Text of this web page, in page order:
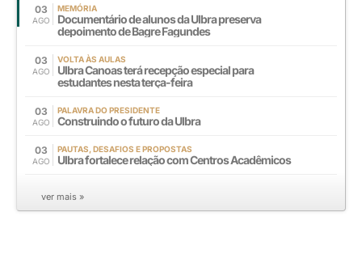
03
AGO
MEMÓRIA
Documentário de alunos da Ulbra preserva
depoimento de Bagre Fagundes
03
AGO
VOLTA ÀS AULAS
Ulbra Canoas terá recepção especial para
estudantes nesta terça-feira
03
AGO
PALAVRA DO PRESIDENTE
Construindo o futuro da Ulbra
03
AGO
PAUTAS, DESAFIOS E PROPOSTAS
Ulbra fortalece relação com Centros Acadêmicos
ver mais »